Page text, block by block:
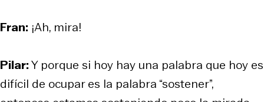
Fran: ¡Ah, mira!
Pilar:Y porque si hoy hay una palabra que hoy es
difícil de ocupar es la palabra “sostener”,